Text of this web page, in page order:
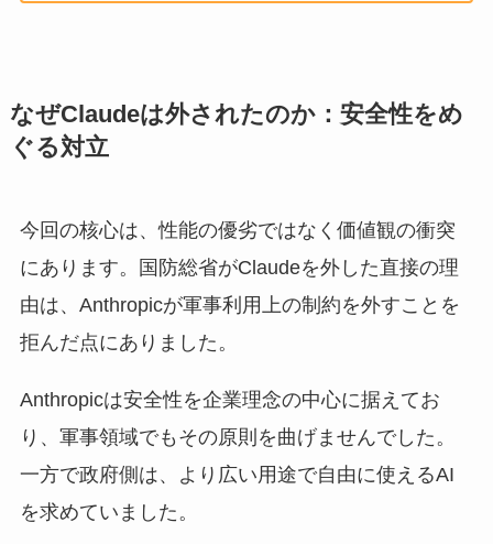
なぜClaudeは外されたのか：安全性をめ
ぐる対立
今回の核心は、性能の優劣ではなく価値観の衝突
にあります。国防総省がClaudeを外した直接の理
由は、Anthropicが軍事利用上の制約を外すことを
拒んだ点にありました。
Anthropicは安全性を企業理念の中心に据えてお
り、軍事領域でもその原則を曲げませんでした。
一方で政府側は、より広い用途で自由に使えるAI
を求めていました。